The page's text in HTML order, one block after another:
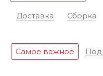
Доставка Сборка
Самое важное